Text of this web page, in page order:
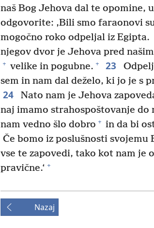
naš Bog Jehova dal te opomine,
odgovorite: ‚Bili smo faraonovi
mogočno roko odpeljal iz Egipta.
njegov dvor je Jehova pred
+ velike in pogubne. + 23
sem in nam dal deželo, ki jo je s
24
Nato nam je Jehova
naj imamo strahospoštovanje do
nam vedno šlo dobro + in da bi
Če bomo iz poslušnosti
vse te zapovedi, tako kot nam je
pravične.‘ +
Nazaj